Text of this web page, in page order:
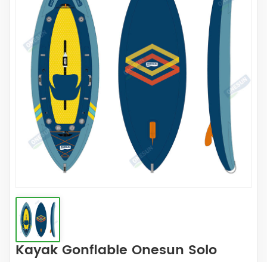
Kayak Gonflable Onesun Solo